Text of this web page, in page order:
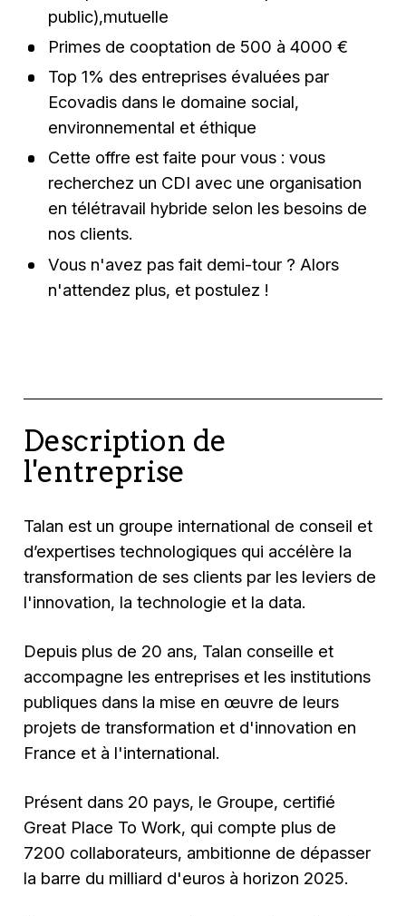
public),mutuelle
Primes de cooptation de 500 à 4000 €
Top 1% des entreprises évaluées par
Ecovadis dans le domaine social,
environnemental et éthique
Cette offre est faite pour vous : vous
recherchez un CDI avec une organisation
en télétravail hybride selon les besoins de
nos clients.
Vous n'avez pas fait demi-tour ? Alors
n'attendez plus, et postulez !
Description de
l'entreprise
Talan est un groupe international de conseil et
d’expertises technologiques qui accélère la
transformation de ses clients par les leviers de
l'innovation, la technologie et la data.
Depuis plus de 20 ans, Talan conseille et
accompagne les entreprises et les institutions
publiques dans la mise en œuvre de leurs
projets de transformation et d'innovation en
France et à l'international.
Présent dans 20 pays, le Groupe, certifié
Great Place To Work, qui compte plus de
7200 collaborateurs, ambitionne de dépasser
la barre du milliard d'euros à horizon 2025.